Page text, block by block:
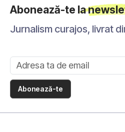
Abonează-te la
Jurnalism curajos, livrat
Abonează-te